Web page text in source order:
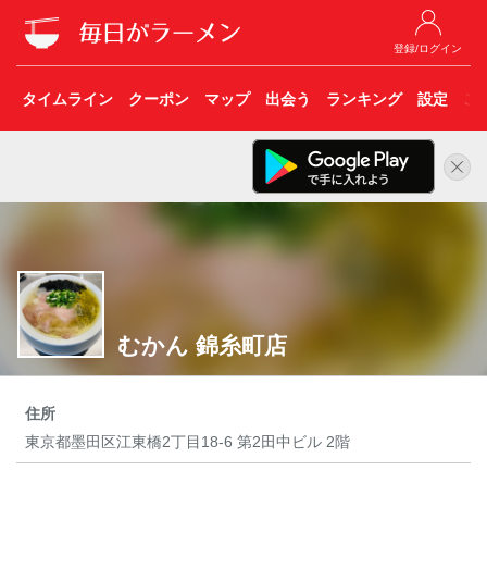
登録/ログイン
タイムライン クーポン マップ 出会う ランキング 設定 こ
むかん 錦糸町店
住所
東京都墨田区江東橋2丁目18-6 第2田中ビル 2階